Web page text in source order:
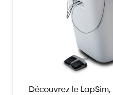
Découvrez le